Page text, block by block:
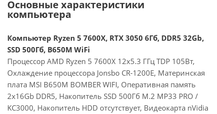
Основные характеристики
компьютера
Компьютер Ryzen 5 7600X, RTX 3050 6Гб, DDR5 32Gb,
SSD 500Гб, B650M WiFi
Процессор AMD Ryzen 5 7600X 12x5.3 ГГц TDP 105Вт,
Охлаждение процессора Jonsbo CR-1200E, Материнская
плата MSI B650M BOMBER WIFI, Оперативная память
2x16Gb DDR5, Накопитель SSD 500Гб M.2 MP33 PRO /
KC3000, Накопитель HDD отсутствует, Видеокарта nVidia